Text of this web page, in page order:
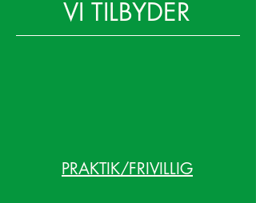
VI TILBYDER
PRAKTIK/FRIVILLIG